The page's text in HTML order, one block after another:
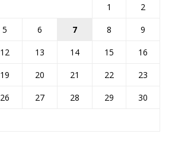
1
2
5 6 7 8
9
12 13 14 15
16
19 20 21 22
23
26 27 28 29
30